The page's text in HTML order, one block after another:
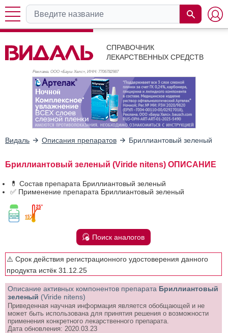
СПРАВОЧНИК
ЛЕКАРСТВЕННЫХ СРЕДСТВ
Реклама. ООО «Бауш Хелс», ИНН: 7706782987
Видаль Описания препаратов Бриллиантовый зеленый
Бриллиантовый зеленый (Viride nitens) ОПИСАНИЕ
💊 Состав препарата Бриллиантовый зеленый
✅ Применение препарата Бриллиантовый зеленый
Поиск аналогов
⚠️ Срок действия регистрационного удостоверения данного
продукта истёк 31.12.25
Описание активных компонентов препарата Бриллиантовый
зеленый (Viride nitens)
Приведенная научная информация является обобщающей и не
может быть использована для принятия решения о возможности
применения конкретного лекарственного препарата.
Дата обновления: 2020.03.23